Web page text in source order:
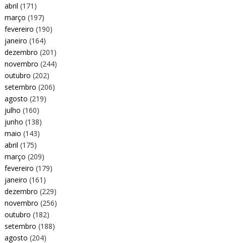
abril (171)
março (197)
fevereiro (190)
janeiro (164)
dezembro (201)
novembro (244)
outubro (202)
setembro (206)
agosto (219)
julho (160)
junho (138)
maio (143)
abril (175)
março (209)
fevereiro (179)
janeiro (161)
dezembro (229)
novembro (256)
outubro (182)
setembro (188)
agosto (204)